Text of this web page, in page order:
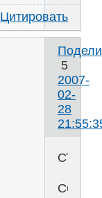
Цитировать
5
2007-
02-
28